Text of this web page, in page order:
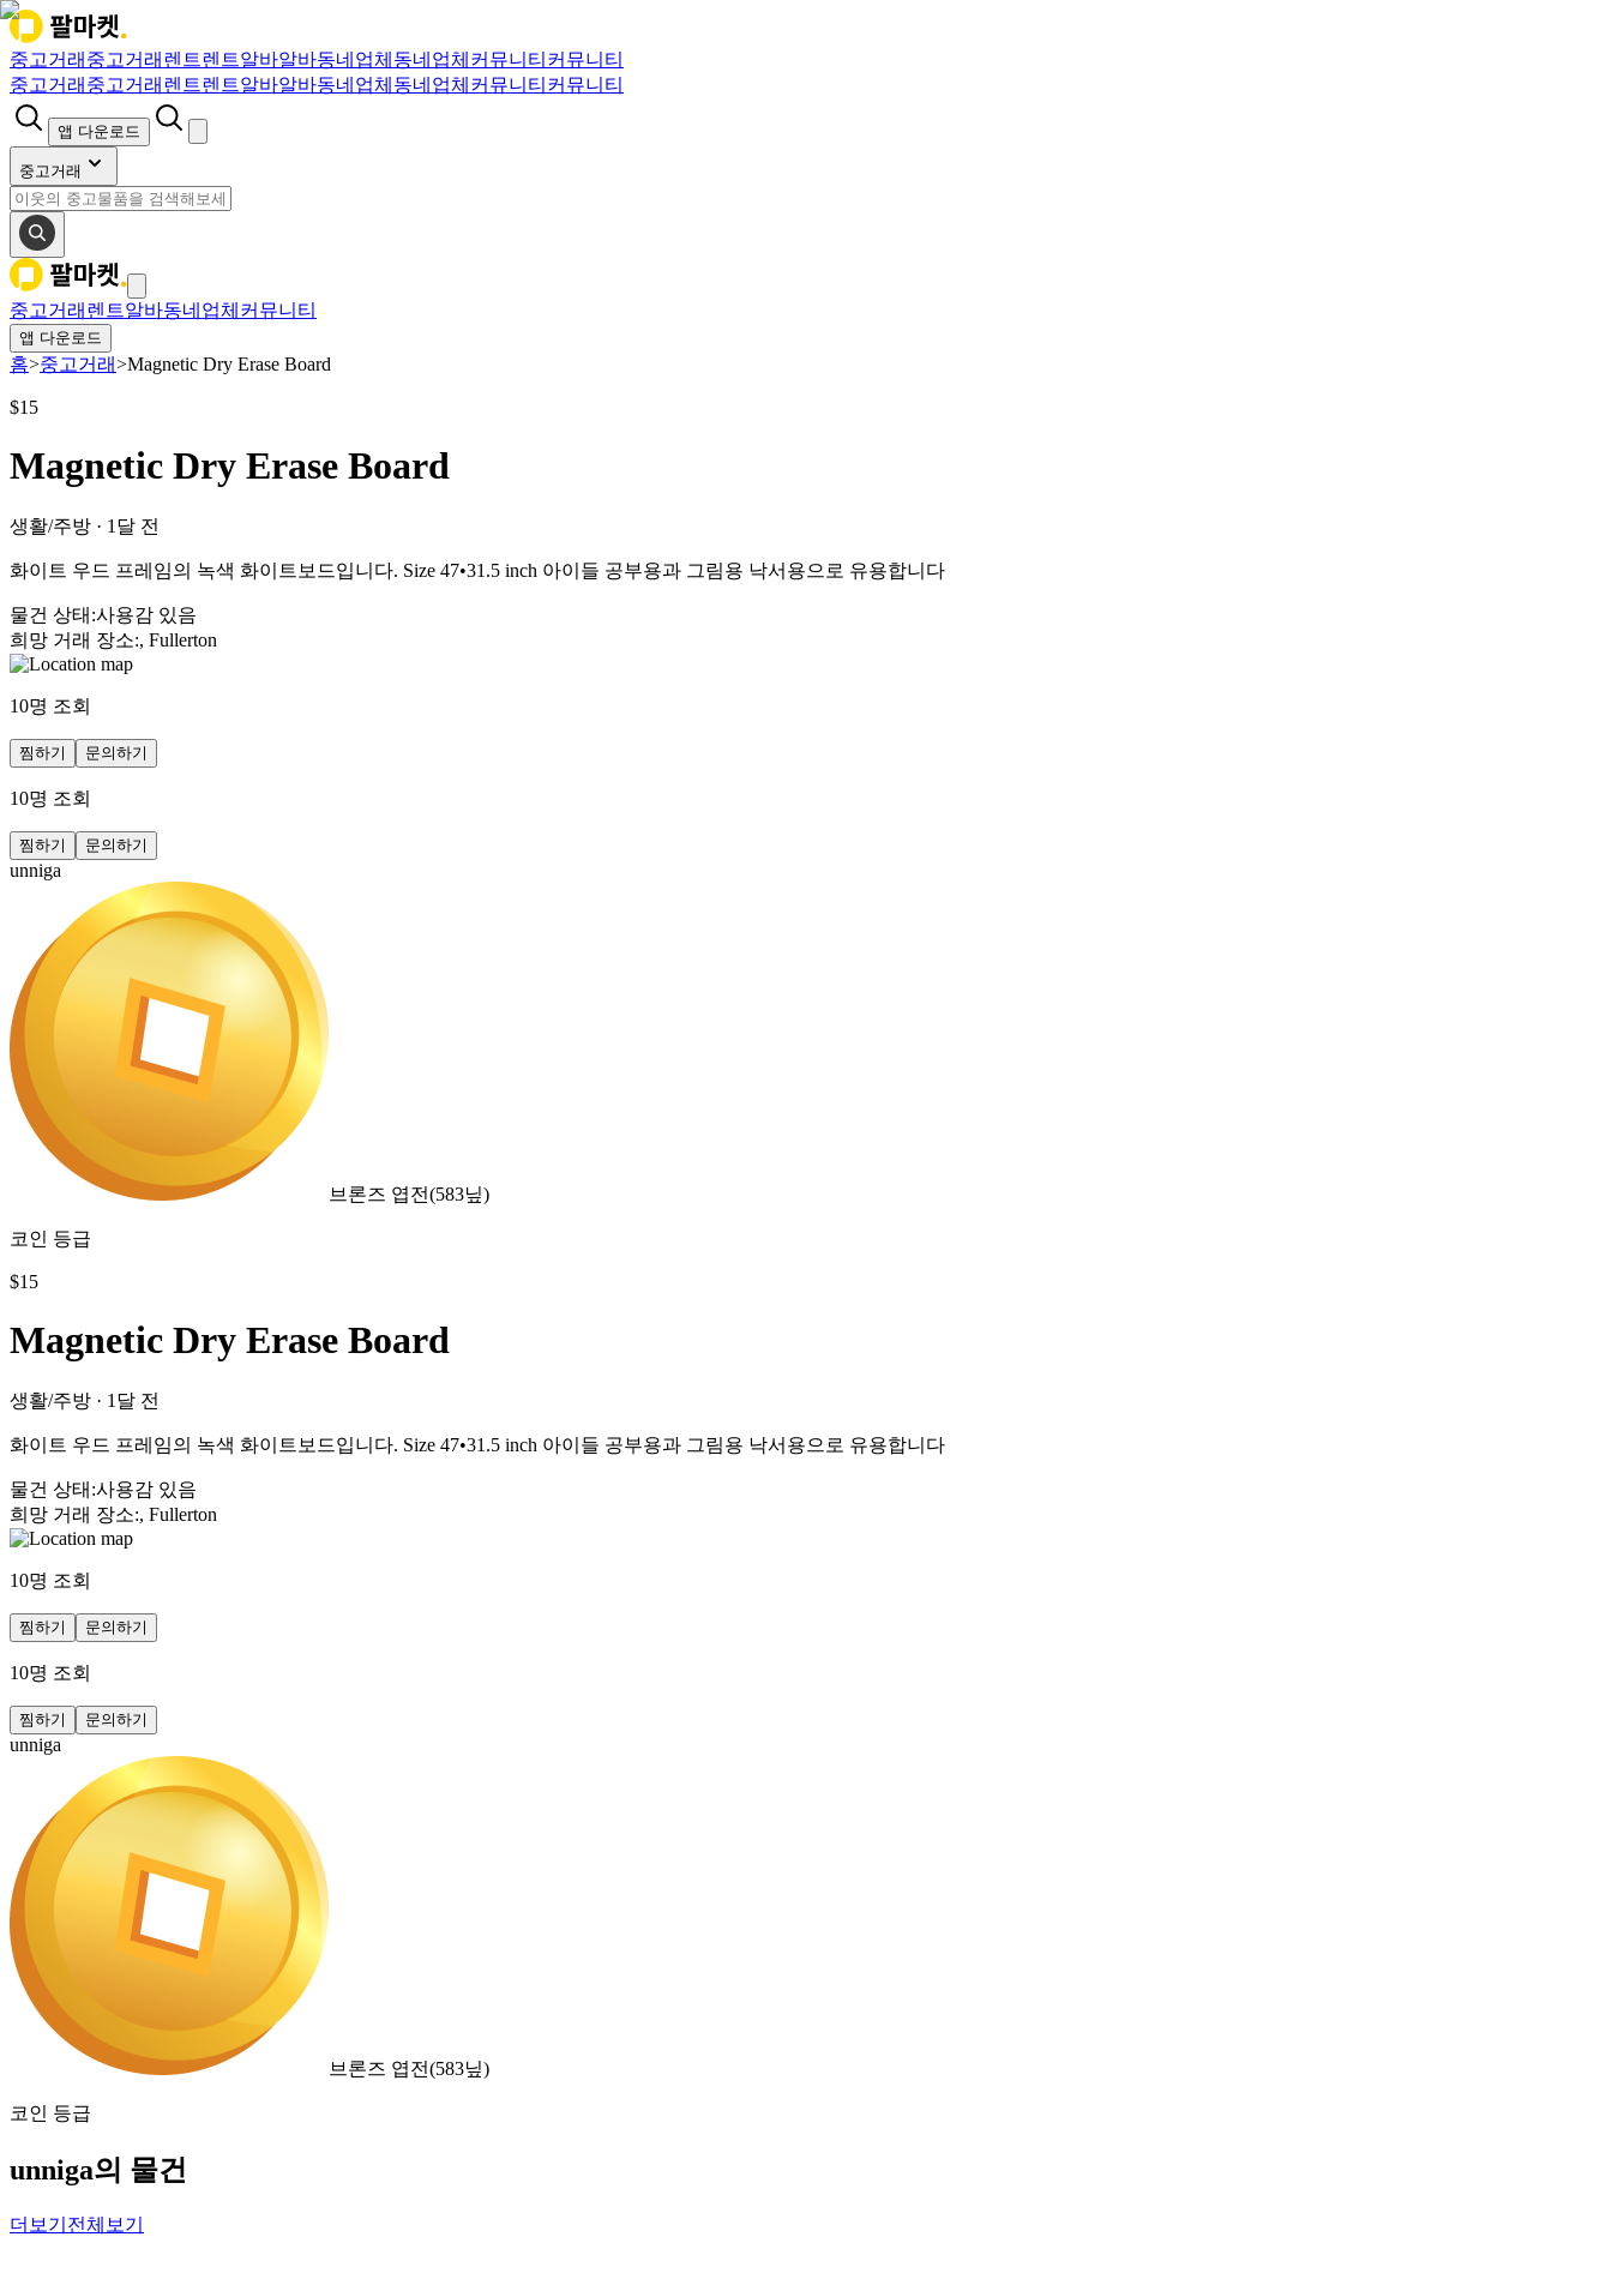
중고거래 중고거래 렌트렌트알바알바동네업체 동네업체 커뮤니티 커뮤니티
중고거래 중고거래 렌트렌트알바알바동네업체 동네업체 커뮤니티 커뮤니티
앱 다운로드
중고거래
중고거래 렌트알바동네업체 커뮤니티
앱 다운로드
홈>중고거래>Magnetic Dry Erase Board
$15
Magnetic Dry Erase Board
생활/주방 · 1달 전
화이트 우드 프레임의 녹색 화이트보드입니다. Size 47•31.5 inch 아이들 공부용과 그림용 낙서용으로 유용합니다
물건 상태 :사용감 있음
희망 거래 장소:, Fullerton
10명 조회
찜하기 문의하기
10명 조회
찜하기 문의하기
unniga
브론즈 엽전(583닢)
코인 등급
$15
Magnetic Dry Erase Board
생활/주방 · 1달 전
화이트 우드 프레임의 녹색 화이트보드입니다. Size 47•31.5 inch 아이들 공부용과 그림용 낙서용으로 유용합니다
물건 상태 :사용감 있음
희망 거래 장소:, Fullerton
10명 조회
찜하기 문의하기
10명 조회
찜하기 문의하기
unniga
브론즈 엽전(583닢)
코인 등급
unniga의 물건
더보기 전체보기